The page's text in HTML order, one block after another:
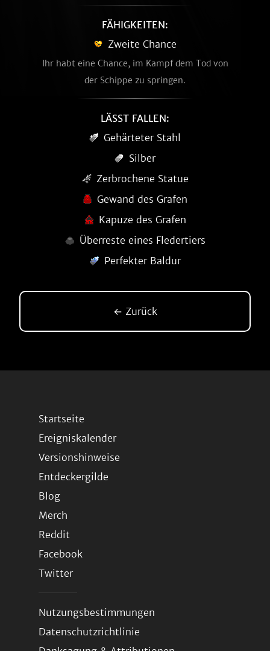
FÄHIGKEITEN:
Zweite Chance
Ihr habt eine Chance, im Kampf dem Tod von
der Schippe zu springen.
LÄSST FALLEN:
Gehärteter Stahl
Silber
Zerbrochene Statue
Gewand des Grafen
Kapuze des Grafen
Überreste eines Fledertiers
Perfekter Baldur
← Zurück
Startseite
Ereigniskalender
Versionshinweise
Entdeckergilde
Blog
Merch
Reddit
Facebook
Twitter
Nutzungsbestimmungen
Datenschutzrichtlinie